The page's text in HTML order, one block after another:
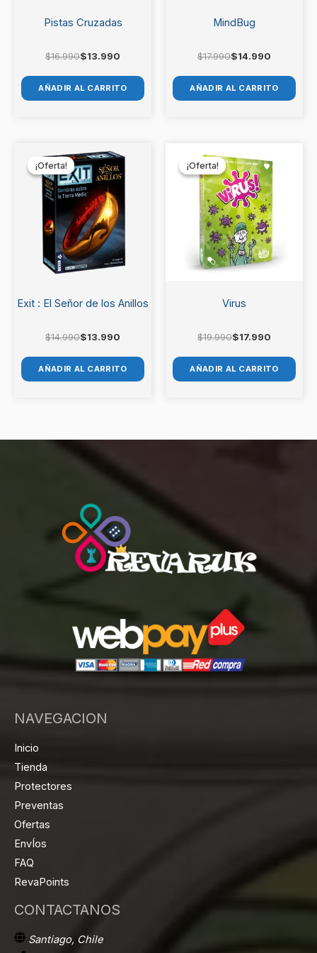
Pistas Cruzadas
$16.990$13.990
AÑADIR AL CARRITO
MindBug
$17.990$14.990
AÑADIR AL CARRITO
¡Oferta!
¡Oferta!
Exit : El Señor de los Anillos
$14.990
precio
original
era:
$14.990.
$13.990
precio
actual
es:
$13.990.
AÑADIR AL CARRITO
¡Oferta!
¡Oferta!
Virus
$19.990
precio
original
era:
$19.990.
$17.990
precio
actual
es:
$17.990.
AÑADIR AL CARRITO
NAVEGACION
Inicio
Tienda
Protectores
Preventas
Ofertas
EnvÍos
FAQ
RevaPoints
CONTACTANOS
Santiago, Chile